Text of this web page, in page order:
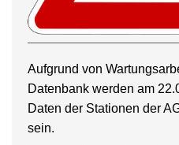
Aufgrund von
Datenbank werden am
Daten der Stationen der
sein.